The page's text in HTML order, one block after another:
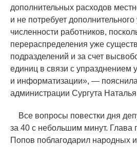
дополнительных расходов
и не потребует
численности работников,
перераспределения уже
подразделений и за счет
единиц в связи с упразднением
и информатизации», —
администрации Сургута
Все вопросы повестки дня
за 40 с небольшим минут. Глава
Попов поблагодарил народных